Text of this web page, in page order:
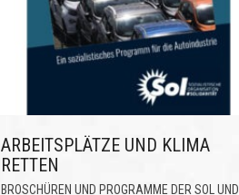
ARBEITSPLÄTZE UND KLIMA
RETTEN
BROSCHÜREN UND PROGRAMME DER SOL UND